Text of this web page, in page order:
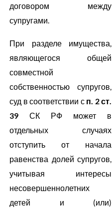
договором между
супругами.
При разделе имущества,
являющегося общей
совместной
собственностью супругов,
суд в соответствии с п. 2 ст.
39 СК РФ может в
отдельных случаях
отступить от начала
равенства долей супругов,
учитывая интересы
несовершеннолетних
детей и (или)